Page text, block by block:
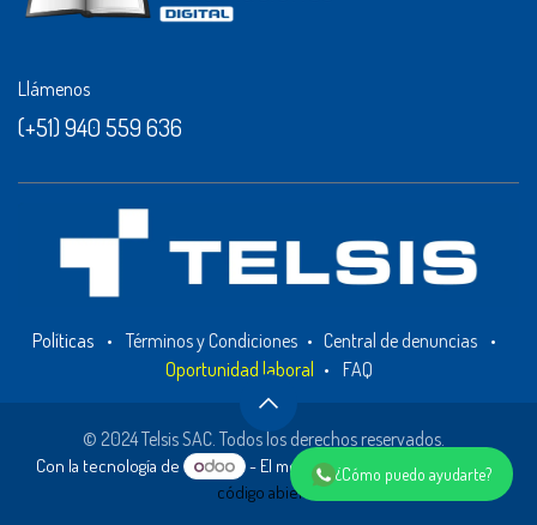
Llámenos
(+51) 940 559 636
Políticas • Términos y Condiciones • Central de denuncias
•
Oportunidad laboral • FAQ
© 2024 Telsis SAC. Todos los derechos reservados.
Con la tecnología de - El mejorComercio electrónico de
código abierto
¿Cómo puedo ayudarte?